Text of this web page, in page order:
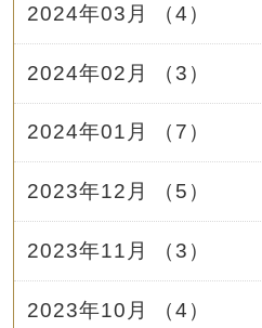
2024年03月 （4）
2024年02月 （3）
2024年01月 （7）
2023年12月 （5）
2023年11月 （3）
2023年10月 （4）